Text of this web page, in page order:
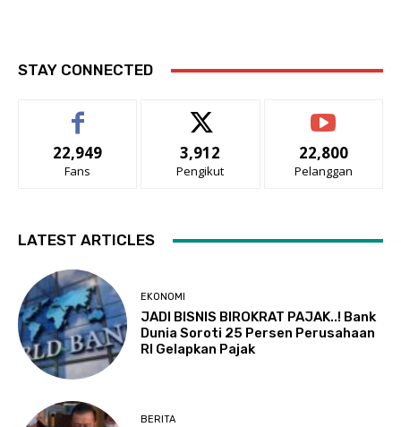
STAY CONNECTED
22,949
Fans
3,912
Pengikut
22,800
Pelanggan
LATEST ARTICLES
EKONOMI
JADI BISNIS BIROKRAT PAJAK..! Bank
Dunia Soroti 25 Persen Perusahaan
RI Gelapkan Pajak
BERITA